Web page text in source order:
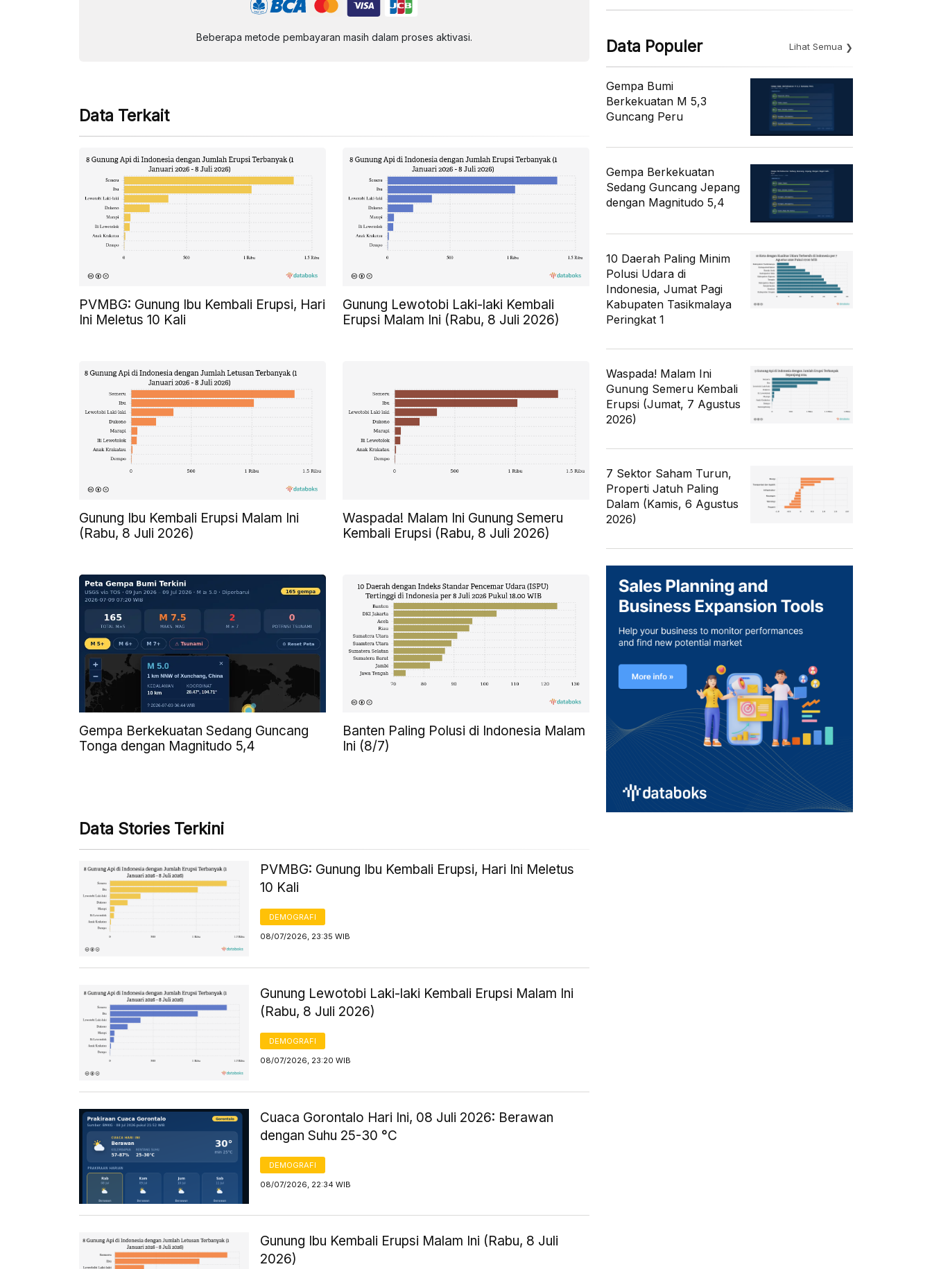
Beberapa metode pembayaran masih dalam proses aktivasi.
Data Terkait
PVMBG: Gunung Ibu Kembali Erupsi, Hari
Ini Meletus 10 Kali
Gunung Lewotobi Laki-laki Kembali
Erupsi Malam Ini (Rabu, 8 Juli 2026)
Gunung Ibu Kembali Erupsi Malam Ini
(Rabu, 8 Juli 2026)
Waspada! Malam Ini Gunung Semeru
Kembali Erupsi (Rabu, 8 Juli 2026)
Gempa Berkekuatan Sedang Guncang
Tonga dengan Magnitudo 5,4
Banten Paling Polusi di Indonesia Malam
Ini (8/7)
Data Stories Terkini
PVMBG: Gunung Ibu Kembali Erupsi, Hari Ini Meletus
10 Kali
DEMOGRAFI
08/07/2026, 23:35 WIB
Gunung Lewotobi Laki-laki Kembali Erupsi Malam Ini
(Rabu, 8 Juli 2026)
DEMOGRAFI
08/07/2026, 23:20 WIB
Cuaca Gorontalo Hari Ini, 08 Juli 2026: Berawan
dengan Suhu 25-30 °C
DEMOGRAFI
08/07/2026, 22:34 WIB
Gunung Ibu Kembali Erupsi Malam Ini (Rabu, 8 Juli
2026)
Data Populer Lihat Semua
Gempa Bumi
Berkekuatan M 5,3
Guncang Peru
Gempa Berkekuatan
Sedang Guncang Jepang
dengan Magnitudo 5,4
10 Daerah Paling Minim
Polusi Udara di
Indonesia, Jumat Pagi
Kabupaten Tasikmalaya
Peringkat 1
Waspada! Malam Ini
Gunung Semeru Kembali
Erupsi (Jumat, 7 Agustus
2026)
7 Sektor Saham Turun,
Properti Jatuh Paling
Dalam (Kamis, 6 Agustus
2026)